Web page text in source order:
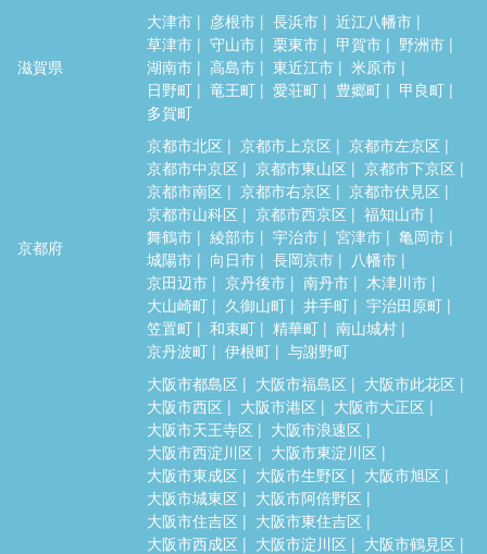
滋賀県
大津市 彦根市 長浜市
近江八幡市
草津市
守山市 栗東市 甲賀市
野洲市
湖南市
高島市 東近江市
米原市
日野町
竜王町 愛荘町 豊郷町
甲良町
多賀町
京都府
京都市北区 京都市上京区
京都市左京区
京都市中京区
京都市東山区
京都市下京区
京都市南区
京都市右京区
京都市伏見区
京都市山科区
京都市西京区
福知山市
舞鶴市
綾部市 宇治市 宮津市
亀岡市
城陽市
向日市 長岡京市
八幡市
京田辺市
京丹後市 南丹市
木津川市
大山崎町
久御山町 井手町
宇治田原町
笠置町
和束町 精華町
南山城村
京丹波町
伊根町 与謝野町
大阪市都島区 大阪市福島区
大阪市此花区
大阪市西区
大阪市港区
大阪市大正区
大阪市天王寺区
大阪市浪速区
大阪市西淀川区
大阪市東淀川区
大阪市東成区
大阪市生野区
大阪市旭区
大阪市城東区
大阪市阿倍野区
大阪市住吉区
大阪市東住吉区
大阪市西成区
大阪市淀川区
大阪市鶴見区